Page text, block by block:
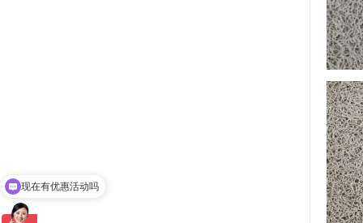
可以介绍下你们的产品么